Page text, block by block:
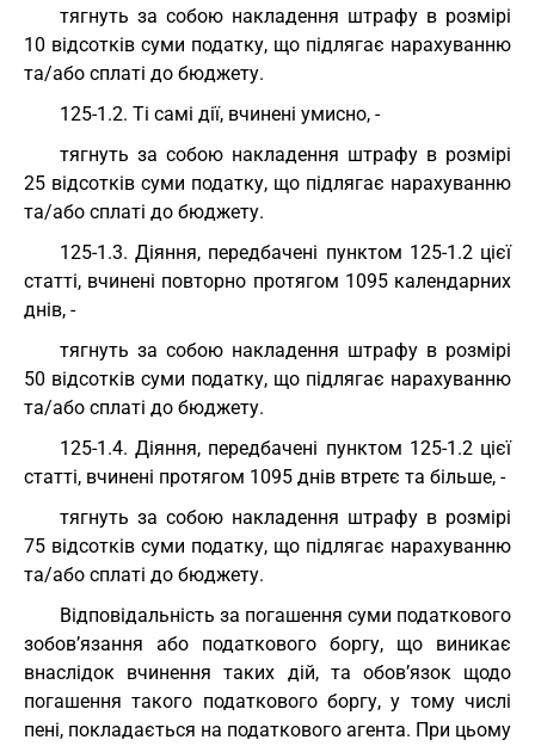
тягнуть за собою накладення штрафу в розмірі
10 відсотків суми податку, що підлягає нарахуванню
та/або сплаті до бюджету.
125-1.2. Ті самі дії, вчинені умисно, -
тягнуть за собою накладення штрафу в розмірі
25 відсотків суми податку, що підлягає нарахуванню
та/або сплаті до бюджету.
125-1.3. Діяння, передбачені пунктом 125-1.2 цієї
статті, вчинені повторно протягом 1095 календарних
днів, -
тягнуть за собою накладення штрафу в розмірі
50 відсотків суми податку, що підлягає нарахуванню
та/або сплаті до бюджету.
125-1.4. Діяння, передбачені пунктом 125-1.2 цієї
статті, вчинені протягом 1095 днів втретє та більше, -
тягнуть за собою накладення штрафу в розмірі
75 відсотків суми податку, що підлягає нарахуванню
та/або сплаті до бюджету.
Відповідальність за погашення суми податкового
зобов’язання або податкового боргу, що виникає
внаслідок вчинення таких дій, та обов’язок щодо
погашення такого податкового боргу, у тому числі
пені, покладається на податкового агента. При цьому